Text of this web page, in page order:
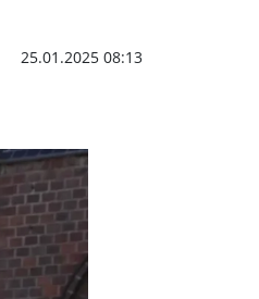
25.01.2025 08:13